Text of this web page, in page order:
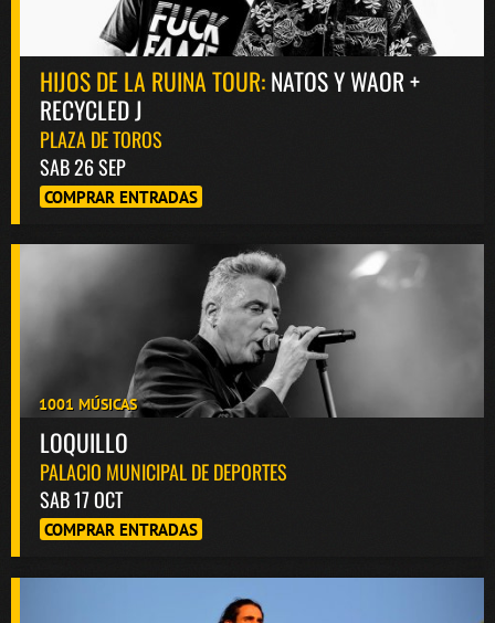
HIJOS DE LA RUINA TOUR:NATOS Y WAOR +
RECYCLED J
PLAZA DE TOROS
SAB 26 SEP
COMPRAR ENTRADAS
1001 MÚSICAS
LOQUILLO
PALACIO MUNICIPAL DE DEPORTES
SAB 17 OCT
COMPRAR ENTRADAS